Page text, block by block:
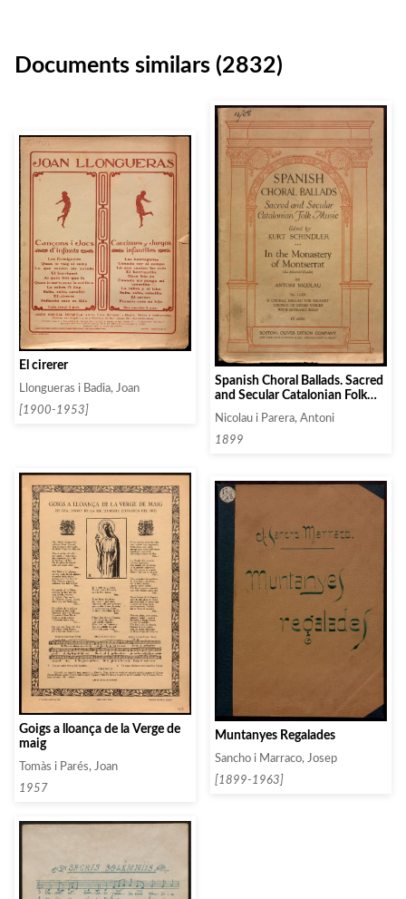
Documents similars (2832)
El cirerer
Llongueras i Badia, Joan
[1900-1953]
Spanish Choral Ballads. Sacred
and Secular Catalonian Folk
Montserrat (La Mort del
Escolá)
Nicolau i Parera, Antoni
1899
Goigs a lloança de la Verge de
maig
Tomàs i Parés, Joan
1957
Muntanyes Regalades
Sancho i Marraco, Josep
[1899-1963]